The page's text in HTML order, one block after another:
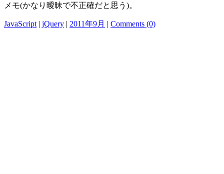
メモ(かなり曖昧で不正確だと思う)。
JavaScript | jQuery | 2011年9月 | Comments (0)